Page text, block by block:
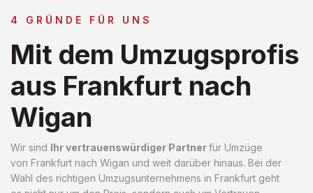
4 GRÜNDE FÜR UNS
Mit dem Umzugsprofis
aus Frankfurt nach
Wigan
Wir sind Ihr vertrauenswürdiger Partnerfür Umzüge
von Frankfurt nach Wigan und weit darüber hinaus. Bei der
Wahl des richtigen Umzugsunternehmens in Frankfurt geht